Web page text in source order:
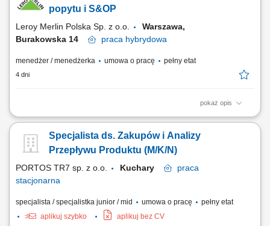
popytu i S&OP
Leroy Merlin Polska Sp. z o.o.
Warszawa,
Burakowska 14
praca hybrydowa
menedżer / menedżerka umowa o pracę pełny etat
4 dni
pokaż opis
Jakie zadania na Ciebie czekają? Gwarantowanie prawidłowego
usprawnianie i kontrolowanie prawidłowego przebiegu procesu
planowania operacji i sprzedaży (S&OP) Współpraca z głównymi
Specjalista ds. Zakupów i Analizy
Przepływu Produktu (M/K/N)
PORTOS TR7 sp. z o.o. Kuchary
praca
stacjonarna
specjalista / specjalistka junior / mid umowa o pracę
pełny etat
aplikuj szybko
aplikuj bez CV